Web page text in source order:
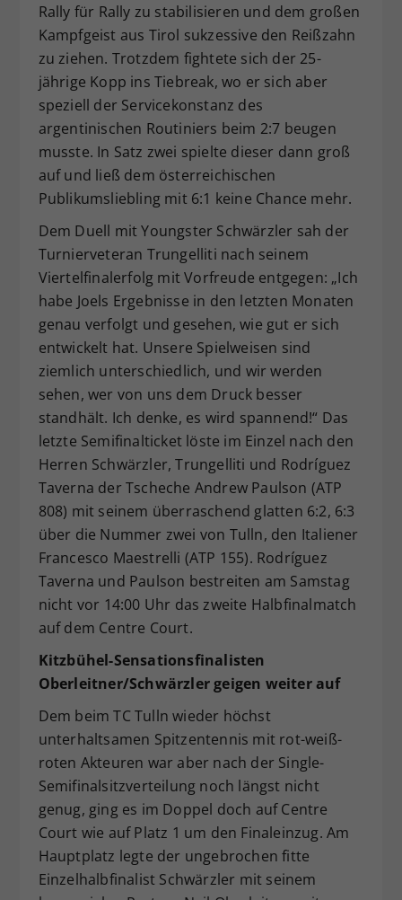
Rally für Rally zu stabilisieren und dem großen
Kampfgeist aus Tirol sukzessive den Reißzahn
zu ziehen. Trotzdem fightete sich der 25-
jährige Kopp ins Tiebreak, wo er sich aber
speziell der Servicekonstanz des
argentinischen Routiniers beim 2:7 beugen
musste. In Satz zwei spielte dieser dann groß
auf und ließ dem österreichischen
Publikumsliebling mit 6:1 keine Chance mehr.
Dem Duell mit Youngster Schwärzler sah der
Turnierveteran Trungelliti nach seinem
Viertelfinalerfolg mit Vorfreude entgegen: „Ich
habe Joels Ergebnisse in den letzten Monaten
genau verfolgt und gesehen, wie gut er sich
entwickelt hat. Unsere Spielweisen sind
ziemlich unterschiedlich, und wir werden
sehen, wer von uns dem Druck besser
standhält. Ich denke, es wird spannend!“ Das
letzte Semifinalticket löste im Einzel nach den
Herren Schwärzler, Trungelliti und Rodríguez
Taverna der Tscheche Andrew Paulson (ATP
808) mit seinem überraschend glatten 6:2, 6:3
über die Nummer zwei von Tulln, den Italiener
Francesco Maestrelli (ATP 155). Rodríguez
Taverna und Paulson bestreiten am Samstag
nicht vor 14:00 Uhr das zweite Halbfinalmatch
auf dem Centre Court.
Kitzbühel-Sensationsfinalisten
Oberleitner/Schwärzler geigen weiter auf
Dem beim TC Tulln wieder höchst
unterhaltsamen Spitzentennis mit rot-weiß-
roten Akteuren war aber nach der Single-
Semifinalsitzverteilung noch längst nicht
genug, ging es im Doppel doch auf Centre
Court wie auf Platz 1 um den Finaleinzug. Am
Hauptplatz legte der ungebrochen fitte
Einzelhalbfinalist Schwärzler mit seinem